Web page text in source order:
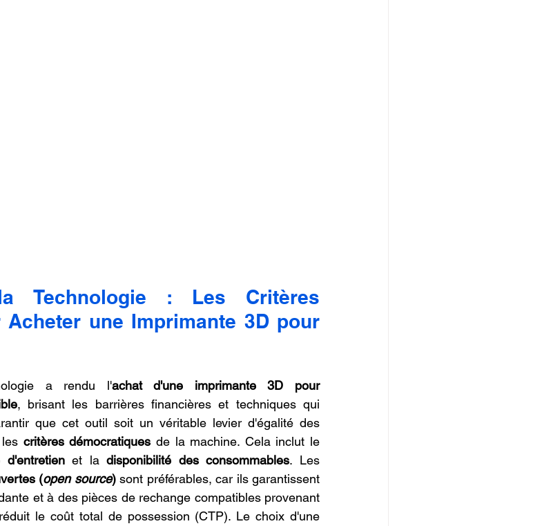
Technologie : Les Critères
Acheter une Imprimante 3D pour
a rendu l'achat d'une imprimante 3D pour
, brisant les barrières financières et techniques qui
que cet outil soit un véritable levier d'égalité des
critères démocratiques
d'entretien et la disponibilité des consommables. Les
(open source) sont préférables, car ils garantissent
et à des pièces de rechange compatibles provenant
le coût total de possession (CTP). Le choix d'une